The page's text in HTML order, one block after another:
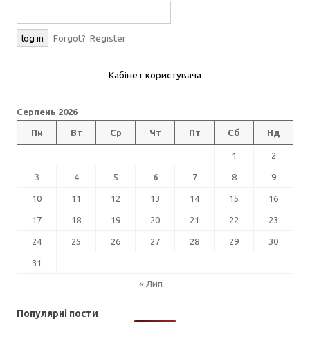
Forgot? Register
Кабінет користувача
Серпень 2026
Пн Вт Ср Чт Пт Сб Нд
1 2
3 4 5 6 7 8 9
10 11 12 13 14 15 16
17 18 19 20 21 22 23
24 25 26 27 28 29 30
31
« Лип
Популярні пости